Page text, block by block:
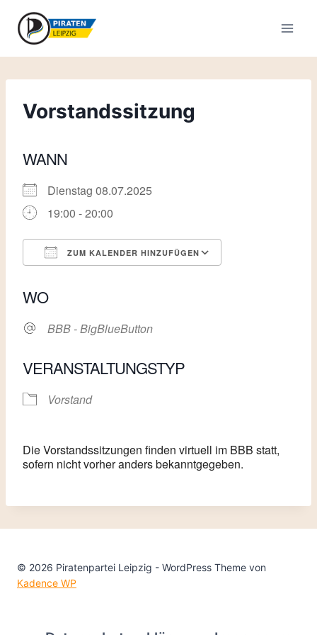
Inhalt
springen
Vorstandssitzung
WANN
Dienstag 08.07.2025
19:00 - 20:00
ZUM KALENDER HINZUFÜGEN
WO
BBB - BigBlueButton
VERANSTALTUNGSTYP
Vorstand
Die Vorstandssitzungen finden virtuell im BBB statt,
sofern nicht vorher anders bekanntgegeben.
© 2026 Piratenpartei Leipzig - WordPress Theme von
Kadence WP